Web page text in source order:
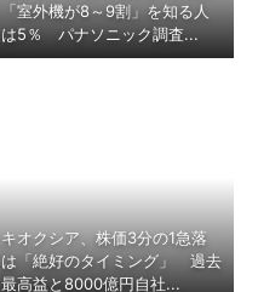
「室外機が8～9割」を知る人
は5％ パナソニック調査...
キオクシア、株価3分の1急落
は「絶好のタイミング」 過去
最高益と8000億円自社...